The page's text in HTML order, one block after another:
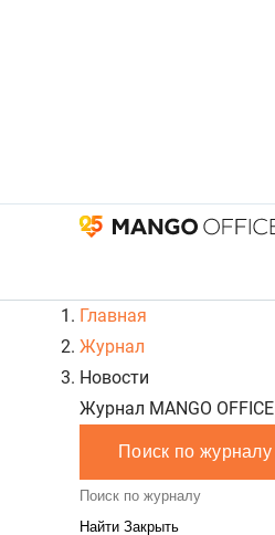
Главная
Журнал
Новости
Журнал MANGO OFFICE
Поиск по журналу
Закрыть